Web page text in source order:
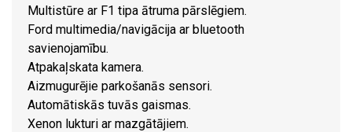
Multistūre ar F1 tipa ātruma pārslēgiem.
Ford multimedia/navigācija ar bluetooth
savienojamību.
Atpakaļskata kamera.
Aizmugurējie parkošanās sensori.
Automātiskās tuvās gaismas.
Xenon lukturi ar mazgātājiem.